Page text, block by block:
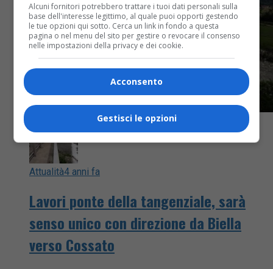
Attualità4 anni fa
Lavori ponte della tangenziale, sarà
senso unico con direzione da Biella
verso Cossato
Alcuni fornitori potrebbero trattare i tuoi dati personali sulla
base dell'interesse legittimo, al quale puoi opporti gestendo
le tue opzioni qui sotto. Cerca un link in fondo a questa
pagina o nel menu del sito per gestire o revocare il consenso
nelle impostazioni della privacy e dei cookie.
Acconsento
Gestisci le opzioni